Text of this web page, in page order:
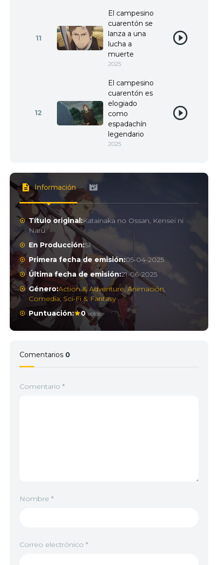
11
El campesino
cuarentón se
lanza a una
lucha a
muerte
2025
12
El campesino
cuarentón es
elogiado
como
espadachín
legendario
2025
Información
Título original:Katainaka no Ossan, Kensei ni
Naru
En Producción:Sí
Primera fecha de emisión:05-04-2025
Última fecha de emisión:21-06-2025
Género:Action & Adventure,Animación,
Comedia, Sci-Fi & Fantasy
Puntuación:
0 votos
Comentarios 0
Comentario *
Nombre *
Correo electrónico *